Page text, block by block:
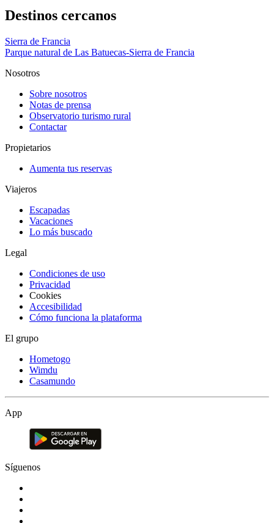
Destinos cercanos
Sierra de Francia
Parque natural de Las Batuecas-Sierra de Francia
Nosotros
Sobre nosotros
Notas de prensa
Observatorio turismo rural
Contactar
Propietarios
Aumenta tus reservas
Viajeros
Escapadas
Vacaciones
Lo más buscado
Legal
Condiciones de uso
Privacidad
Cookies
Accesibilidad
Cómo funciona la plataforma
El grupo
Hometogo
Wimdu
Casamundo
App
Síguenos